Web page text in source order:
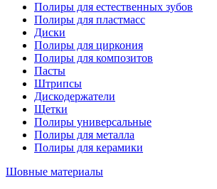
Полиры для естественных зубов
Полиры для пластмасс
Диски
Полиры для циркония
Полиры для композитов
Пасты
Штрипсы
Дискодержатели
Щетки
Полиры универсальные
Полиры для металла
Полиры для керамики
Шовные материалы